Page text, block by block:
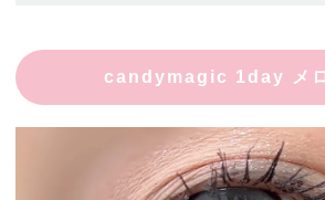
candymagic 1day メ